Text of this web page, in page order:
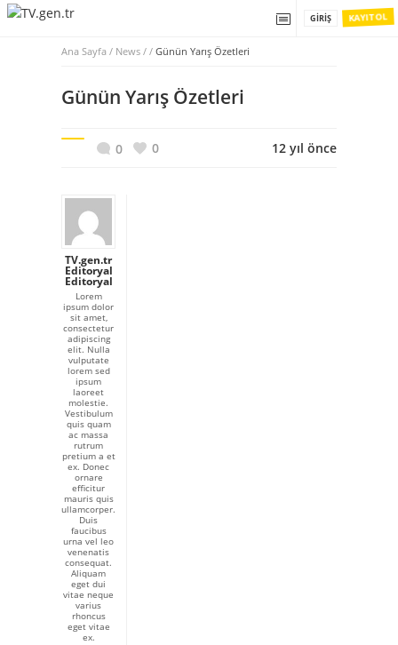
KAYIT OL
GIRIŞ
Ana Sayfa / News / / Günün Yarış Özetleri
Günün Yarış Özetleri
0 0 12 yıl önce
TV.gen.tr
Editoryal
Editoryal
Lorem
ipsum dolor
sit amet,
consectetur
adipiscing
elit. Nulla
vulputate
lorem sed
ipsum
laoreet
molestie.
Vestibulum
quis quam
ac massa
rutrum
pretium a et
ex. Donec
ornare
efficitur
mauris quis
ullamcorper.
Duis
faucibus
urna vel leo
venenatis
consequat.
Aliquam
eget dui
vitae neque
varius
rhoncus
eget vitae
ex.